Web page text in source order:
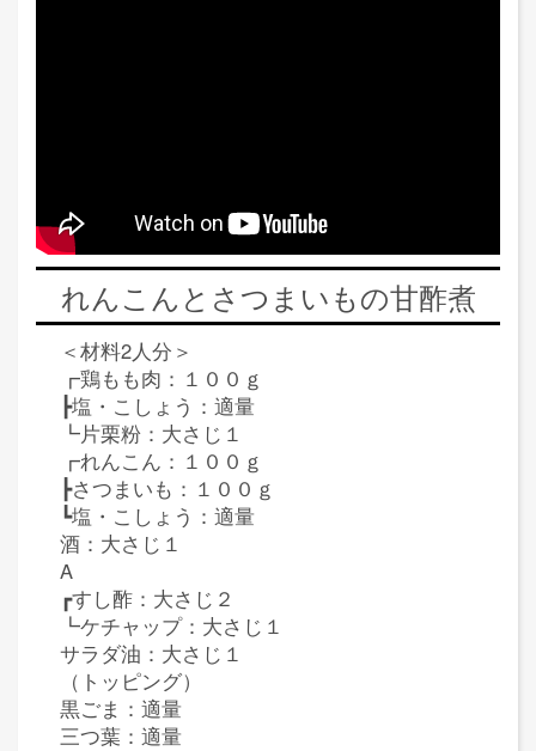
れんこんとさつまいもの甘酢煮
＜材料2人分＞
┏鶏もも肉：１００ｇ
┣塩・こしょう：適量
┗片栗粉：大さじ１
┏れんこん：１００ｇ
┣さつまいも：１００ｇ
┗塩・こしょう：適量
酒：大さじ１
A
┏すし酢：大さじ２
┗ケチャップ：大さじ１
サラダ油：大さじ１
（トッピング）
黒ごま：適量
三つ葉：適量